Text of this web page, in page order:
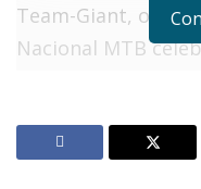
Team-Giant,
Nacional MTB
Notas Relacionadas